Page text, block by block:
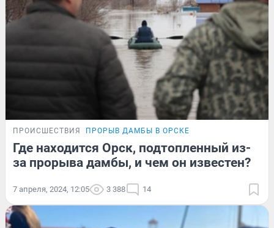
ПРОИСШЕСТВИЯ ПРОРЫВ ДАМБЫ В ОРСКЕ
Где находится Орск, подтопленный из-
за прорыва дамбы, и чем он известен?
7 апреля, 2024, 12:05 3 388 14